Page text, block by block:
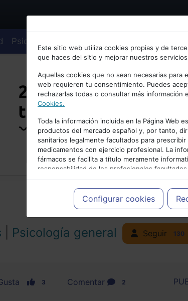
Bienvenid@ a psiquiatria.com
Escribe tu Email
Accede o regístrate con tu email.
Psiquiatría
Este sitio web utiliza cookies propias y de
que haces del sitio y mejorar nuestros
Aquellas cookies que no sean necesarias para
web requieren tu consentimiento. Puedes
rechazarlas todas o consultar más información
Cookies.
Toda la información incluida en la Página Web
productos del mercado español y, por tanto,
sanitarios legalmente facultados para
medicamentos con ejercicio profesional. La
fármacos se facilita a título meramente
responsabilidad de los profesionales
medicamentos y decidir, en cada caso
adecuado a las necesidades del paciente.
Configurar cookies
PUBLICIDAD
Psicología general Seguir 130
3 Comentar 2